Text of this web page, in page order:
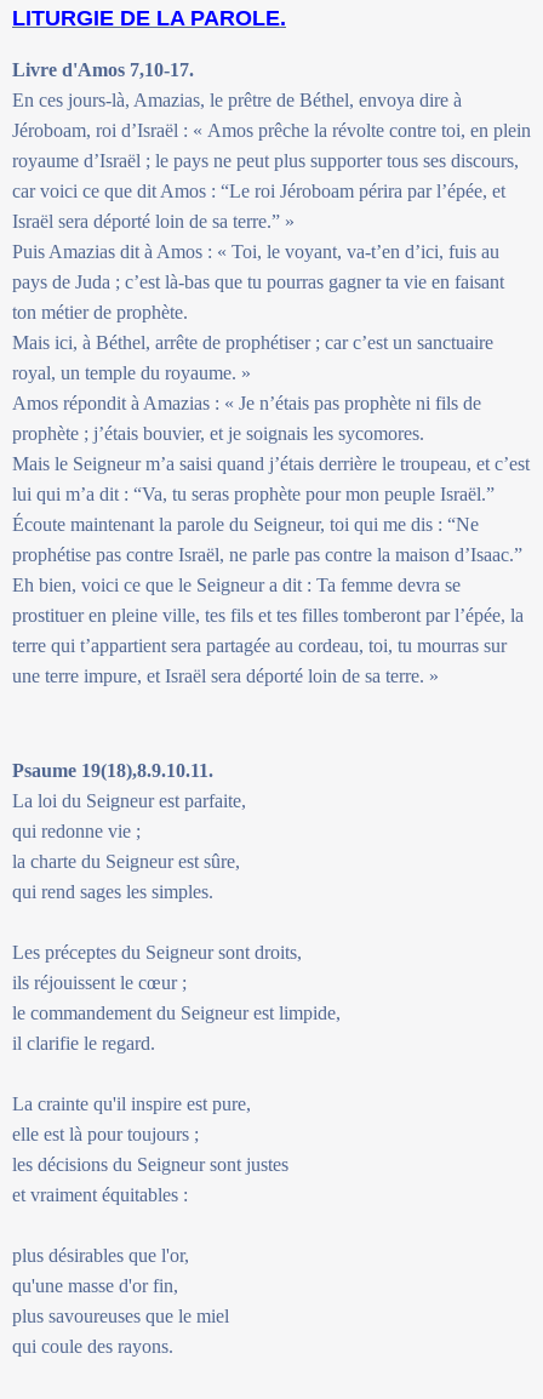
LITURGIE DE LA PAROLE.
Livre d'Amos 7,10-17.
En ces jours-là, Amazias, le prêtre de Béthel, envoya dire à
Jéroboam, roi d’Israël : « Amos prêche la révolte contre toi, en plein
royaume d’Israël ; le pays ne peut plus supporter tous ses discours,
car voici ce que dit Amos : “Le roi Jéroboam périra par l’épée, et
Israël sera déporté loin de sa terre.” »
Puis Amazias dit à Amos : « Toi, le voyant, va-t’en d’ici, fuis au
pays de Juda ; c’est là-bas que tu pourras gagner ta vie en faisant
ton métier de prophète.
Mais ici, à Béthel, arrête de prophétiser ; car c’est un sanctuaire
royal, un temple du royaume. »
Amos répondit à Amazias : « Je n’étais pas prophète ni fils de
prophète ; j’étais bouvier, et je soignais les sycomores.
Mais le Seigneur m’a saisi quand j’étais derrière le troupeau, et c’est
lui qui m’a dit : “Va, tu seras prophète pour mon peuple Israël.”
Écoute maintenant la parole du Seigneur, toi qui me dis : “Ne
prophétise pas contre Israël, ne parle pas contre la maison d’Isaac.”
Eh bien, voici ce que le Seigneur a dit : Ta femme devra se
prostituer en pleine ville, tes fils et tes filles tomberont par l’épée, la
terre qui t’appartient sera partagée au cordeau, toi, tu mourras sur
une terre impure, et Israël sera déporté loin de sa terre. »
Psaume 19(18),8.9.10.11.
La loi du Seigneur est parfaite,
qui redonne vie ;
la charte du Seigneur est sûre,
qui rend sages les simples.
Les préceptes du Seigneur sont droits,
ils réjouissent le cœur ;
le commandement du Seigneur est limpide,
il clarifie le regard.
La crainte qu'il inspire est pure,
elle est là pour toujours ;
les décisions du Seigneur sont justes
et vraiment équitables :
plus désirables que l'or,
qu'une masse d'or fin,
plus savoureuses que le miel
qui coule des rayons.